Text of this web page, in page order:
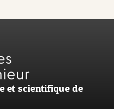
et scientifique de